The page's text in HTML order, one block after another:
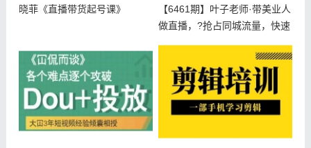
晓菲《直播带货起号课》
【6461期】叶子老师·带美业人
做直播，?抢占同城流量，快速